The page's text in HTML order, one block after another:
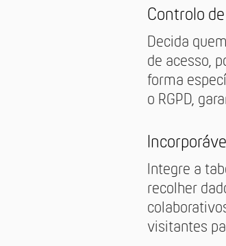
Controlo
Decida
de acesso,
forma
o RGPD,
Integre a
recolher
visitantes